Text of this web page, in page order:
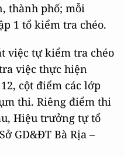
thành phố; mỗi
1 tổ kiểm tra chéo.
việc tự kiểm tra chéo
việc thực hiện
cột điểm các lớp
thi. Riêng điểm thi
Hiệu trưởng tự tổ
GD&ĐT Bà Rịa –